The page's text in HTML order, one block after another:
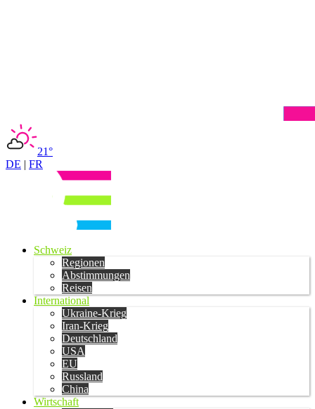
21°
DE | FR
Schweiz
Regionen
Abstimmungen
Reisen
International
Ukraine-Krieg
Iran-Krieg
Deutschland
USA
EU
Russland
China
Wirtschaft